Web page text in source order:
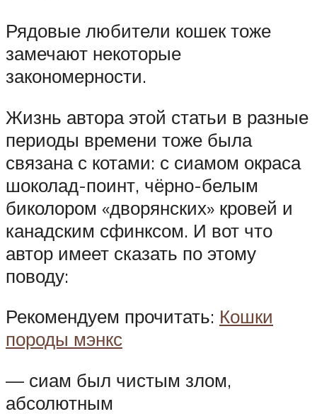
Рядовые любители кошек тоже
замечают некоторые
закономерности.
Жизнь автора этой статьи в разные
периоды времени тоже была
связана с котами: с сиамом окраса
шоколад-поинт, чёрно-белым
биколором «дворянских» кровей и
канадским сфинксом. И вот что
автор имеет сказать по этому
поводу:
Рекомендуем прочитать: Кошки
породы мэнкс
— сиам был чистым злом,
абсолютным